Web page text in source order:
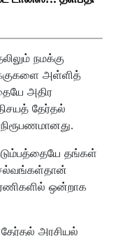
நமக்கு
அள்ளித்
அதிர
தேர்தல்
தங்கள்
ஒன்றாக
அரசியல்